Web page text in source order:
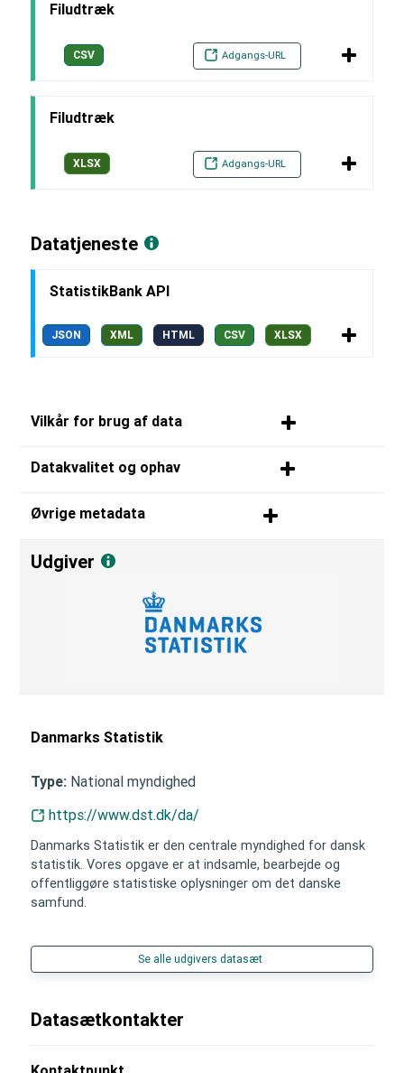
Filudtræk
CSV Adgangs-URL
Filudtræk
XLSX Adgangs-URL
Datatjeneste
StatistikBank API
JSON XML HTML CSV XLSX
Vilkår for brug af data
Datakvalitet og ophav
Øvrige metadata
Udgiver
Danmarks Statistik
Type: National myndighed
https://www.dst.dk/da/
Danmarks Statistik er den centrale myndighed for dansk
statistik. Vores opgave er at indsamle, bearbejde og
offentliggøre statistiske oplysninger om det danske
samfund.
Se alle udgivers datasæt
Datasætkontakter